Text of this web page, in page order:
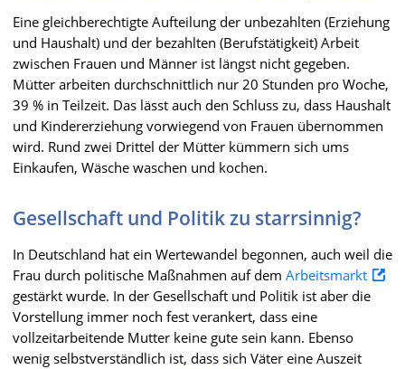
Eine gleichberechtigte Aufteilung der unbezahlten (Erziehung
und Haushalt) und der bezahlten (Berufstätigkeit) Arbeit
zwischen Frauen und Männer ist längst nicht gegeben.
Mütter arbeiten durchschnittlich nur 20 Stunden pro Woche,
39 % in Teilzeit. Das lässt auch den Schluss zu, dass Haushalt
und Kindererziehung vorwiegend von Frauen übernommen
wird. Rund zwei Drittel der Mütter kümmern sich ums
Einkaufen, Wäsche waschen und kochen.
Gesellschaft und Politik zu starrsinnig?
In Deutschland hat ein Wertewandel begonnen, auch weil die
Frau durch politische Maßnahmen auf dem Arbeitsmarkt
gestärkt wurde. In der Gesellschaft und Politik ist aber die
Vorstellung immer noch fest verankert, dass eine
vollzeitarbeitende Mutter keine gute sein kann. Ebenso
wenig selbstverständlich ist, dass sich Väter eine Auszeit